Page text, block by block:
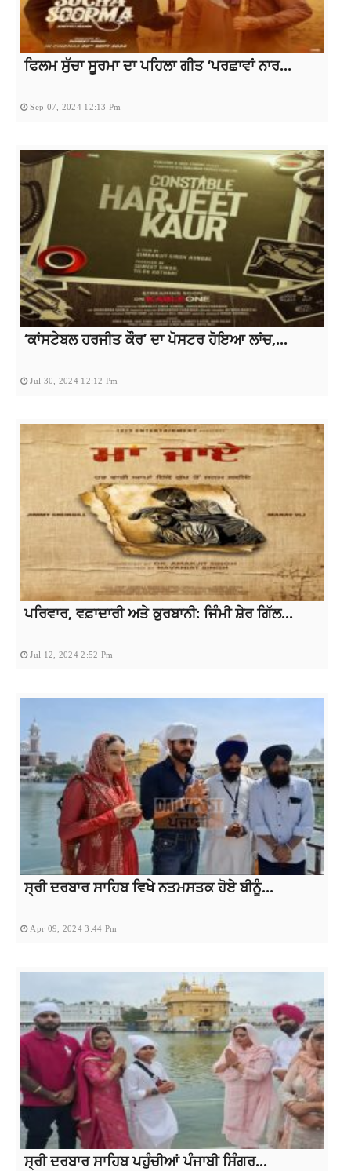
ਫਿਲਮ ਸੁੱਚਾ ਸੂਰਮਾ ਦਾ ਪਹਿਲਾ ਗੀਤ ‘ਪਰਛਾਵਾਂ ਨਾਰ...
Sep 07, 2024 12:13 Pm
‘ਕਾਂਸਟੇਬਲ ਹਰਜੀਤ ਕੌਰ’ ਦਾ ਪੋਸਟਰ ਹੋਇਆ ਲਾਂਚ,...
Jul 30, 2024 12:12 Pm
ਪਰਿਵਾਰ, ਵਫ਼ਾਦਾਰੀ ਅਤੇ ਕੁਰਬਾਨੀ: ਜਿੰਮੀ ਸ਼ੇਰ ਗਿੱਲ...
Jul 12, 2024 2:52 Pm
ਸ੍ਰੀ ਦਰਬਾਰ ਸਾਹਿਬ ਵਿਖੇ ਨਤਮਸਤਕ ਹੋਏ ਬੀਨੂੰ...
Apr 09, 2024 3:44 Pm
ਸ੍ਰੀ ਦਰਬਾਰ ਸਾਹਿਬ ਪਹੁੰਚੀਆਂ ਪੰਜਾਬੀ ਸਿੰਗਰ...